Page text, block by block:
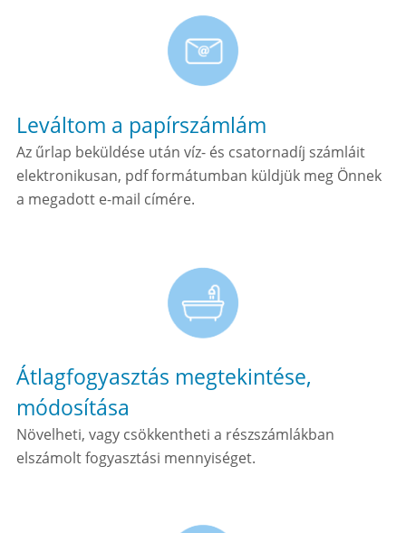
Leváltom a papírszámlám
Az űrlap beküldése után víz- és csatornadíj számláit
elektronikusan, pdf formátumban küldjük meg Önnek
a megadott e-mail címére.
Átlagfogyasztás megtekintése,
módosítása
Növelheti, vagy csökkentheti a részszámlákban
elszámolt fogyasztási mennyiséget.